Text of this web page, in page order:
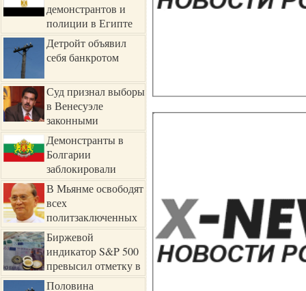
демонстрантов и
полиции в Египте
Детройт объявил
себя банкротом
Суд признал выборы
в Венесуэле
законными
Демонстранты в
Болгарии
заблокировали
парламентВ Мьянме освободят
всех
политзаключенных
Биржевой
индикатор S&P 500
превысил отметку в
1700 пунктовПоловина